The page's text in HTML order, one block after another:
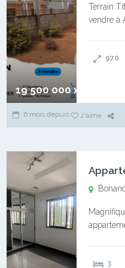
19 500 000 xaf
Terrain
vendre à
970
6 mois depuis J'aime
douches
3